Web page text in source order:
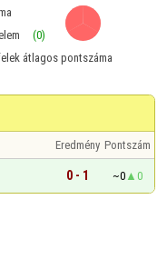
(0)
átlagos pontszáma
Eredmény Pontszám
0 - 1 ~0 0